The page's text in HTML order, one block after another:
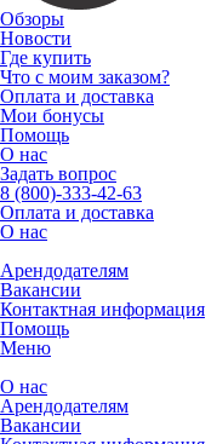
Обзоры
Новости
Где купить
Что с моим заказом?
Оплата и доставка
Мои бонусы
Помощь
О нас
Задать вопрос
8 (800)-333-42-63
Оплата и доставка
О нас
Арендодателям
Вакансии
Контактная информация
Помощь
Меню
О нас
Арендодателям
Вакансии